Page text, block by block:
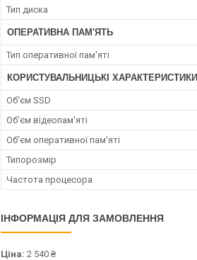
Тип диска
ОПЕРАТИВНА ПАМ'ЯТЬ
Тип оперативної пам'яті
КОРИСТУВАЛЬНИЦЬКІ ХАРАКТЕРИСТИКИ
Об'єм SSD
Об'єм відеопам'яті
Об'єм оперативної пам'яті
Типорозмір
Частота процесора
ІНФОРМАЦІЯ ДЛЯ ЗАМОВЛЕННЯ
Ціна: 2 540 ₴